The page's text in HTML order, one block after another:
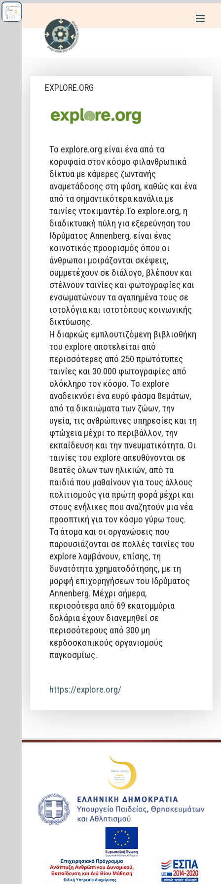
EXPLORE.ORG
Το explore.org είναι ένα από τα
κορυφαία στον κόσμο φιλανθρωπικά
δίκτυα με κάμερες ζωντανής
αναμετάδοσης στη φύση, καθώς και ένα
από τα σημαντικότερα κανάλια με
ταινίες ντοκιμαντέρ.Το explore.org, η
διαδικτυακή πύλη για εξερεύνηση του
Ιδρύματος Annenberg, είναι ένας
κοινοτικός προορισμός όπου οι
άνθρωποι μοιράζονται σκέψεις,
συμμετέχουν σε διάλογο, βλέπουν και
στέλνουν ταινίες και φωτογραφίες και
ενσωματώνουν τα αγαπημένα τους σε
ιστολόγια και ιστοτόπους κοινωνικής
δικτύωσης.
Η διαρκώς εμπλουτιζόμενη βιβλιοθήκη
του explore αποτελείται από
περισσότερες από 250 πρωτότυπες
ταινίες και 30.000 φωτογραφίες από
ολόκληρο τον κόσμο. Το explore
αναδεικνύει ένα ευρύ φάσμα θεμάτων,
από τα δικαιώματα των ζώων, την
υγεία, τις ανθρώπινες υπηρεσίες και τη
φτώχεια μέχρι το περιβάλλον, την
εκπαίδευση και την πνευματικότητα. Οι
ταινίες του explore απευθύνονται σε
θεατές όλων των ηλικιών, από τα
παιδιά που μαθαίνουν για τους άλλους
πολιτισμούς για πρώτη φορά μέχρι και
στους ενήλικες που αναζητούν μια νέα
προοπτική για τον κόσμο γύρω τους.
Τα άτομα και οι οργανώσεις που
παρουσιάζονται σε πολλές ταινίες του
explore λαμβάνουν, επίσης, τη
δυνατότητα χρηματοδότησης, με τη
μορφή επιχορηγήσεων του Ιδρύματος
Annenberg. Μέχρι σήμερα,
περισσότερα από 69 εκατομμύρια
δολάρια έχουν διανεμηθεί σε
περισσότερους από 300 μη
κερδοσκοπικούς οργανισμούς
παγκοσμίως.
https://explore.org/